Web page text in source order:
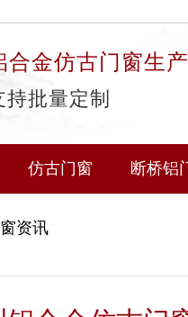
合金仿古门窗生
持批量定制
仿古门窗 断桥铝
资讯